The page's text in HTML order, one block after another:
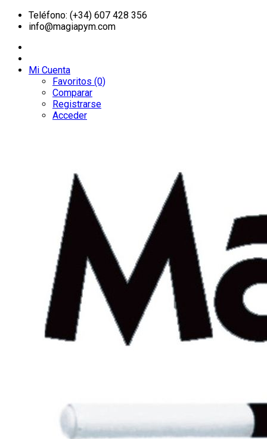
Teléfono: (+34) 607 428 356
info@magiapym.com
Mi Cuenta
Favoritos (0)
Comparar
Registrarse
Acceder